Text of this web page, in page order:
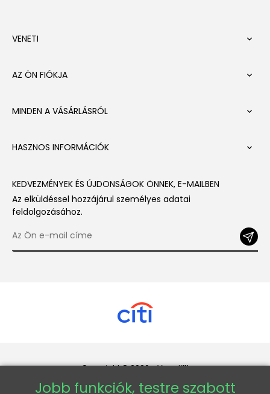
VENETI 
AZ ÖN FIÓKJA 
MINDEN A VÁSÁRLÁSRÓL 
HASZNOS INFORMÁCIÓK 
KEDVEZMÉNYEK ÉS ÚJDONSÁGOK ÖNNEK, E-MAILBEN
Az elküldéssel hozzájárul személyes adatai
feldolgozásához.
Copyright © 2026 - Veneti™
Jobb funkciók, testre szabott